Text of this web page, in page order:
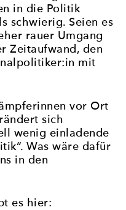
in die Politik
schwierig. Seien es
rauer Umgang
Zeitaufwand, den
mit
vor Ort
sich
wenig einladende
Was wäre dafür
in den
es hier: